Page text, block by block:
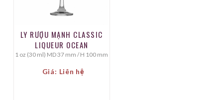
LY RƯỢU MẠNH CLASSIC
LIQUEUR OCEAN
1 oz (30 ml) MD 37 mm / H 100 mm
Giá: Liên hệ